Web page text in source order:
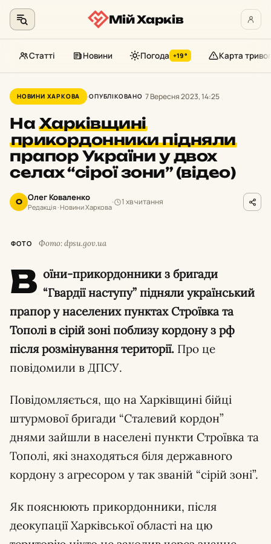
до
контенту
Мій Харків
Статті Новини Погода +19° Карта тривог
НОВИНИ ХАРКОВА ОПУБЛІКОВАНО 7 Вересня 2023, 14:25
На Харківщині
прикордонники підняли
прапор України у двох
селах “сірої зони” (відео)
О Олег Коваленко
Редакція · Новини Харкова
1 хв читання
ФОТО Фото: dpsu.gov.ua
В оїни-прикордонники з бригади
“Гвардії наступу” підняли український
прапор у населених пунктах Строївка та
Тополі в сірій зоні поблизу кордону з рф
після розмінування території. Про це
повідомили в ДПСУ.
Повідомляється, що на Харківщині бійці
штурмової бригади “Сталевий кордон”
днями зайшли в населені пункти Строївка та
Тополі, які знаходяться біля державного
кордону з агресором у так званій “сірій зоні”.
Як пояснюють прикордонники, після
деокупації Харківської області на цю